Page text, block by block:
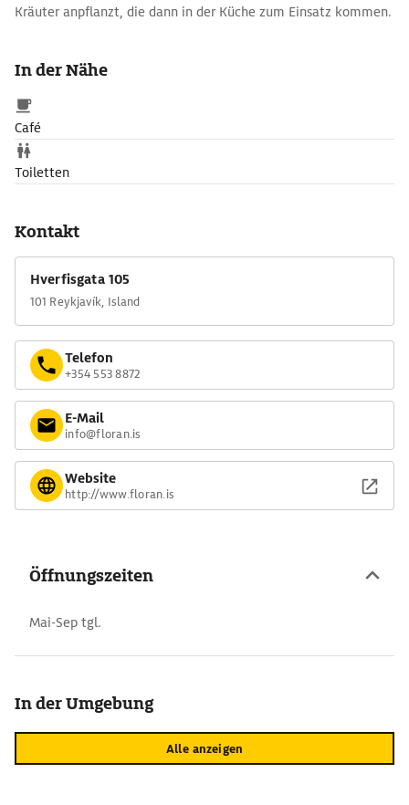
Kräuter anpflanzt, die dann in der Küche zum Einsatz kommen.
In der Nähe
Café
Toiletten
Kontakt
Hverfisgata 105
101 Reykjavík, Island
Telefon
+354 553 8872
E-Mail
info@floran.is
Website
http://www.floran.is
Öffnungszeiten
Mai-Sep tgl.
In der Umgebung
Alle anzeigen